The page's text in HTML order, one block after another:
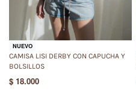
NUEVO
CAMISA LISI DERBY CON CAPUCHA Y
BOLSILLOS
$ 18.000